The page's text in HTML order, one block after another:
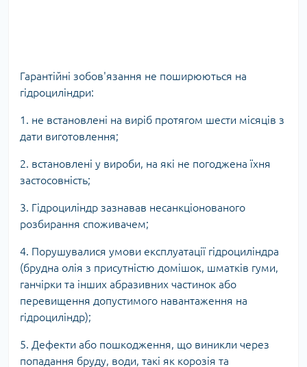
Гарантійні зобов'язання не поширюються на
гідроциліндри:
1. не встановлені на виріб протягом шести місяців з
дати виготовлення;
2. встановлені у вироби, на які не погоджена їхня
застосовність;
3. Гідроциліндр зазнавав несанкціонованого
розбирання споживачем;
4. Порушувалися умови експлуатації гідроциліндра
(брудна олія з присутністю домішок, шматків гуми,
ганчірки та інших абразивних частинок або
перевищення допустимого навантаження на
гідроциліндр);
5. Дефекти або пошкодження, що виникли через
попадання бруду, води, такі як корозія та